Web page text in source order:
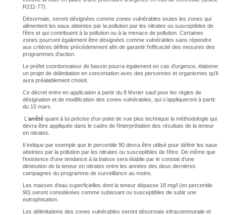
R211-77).
Désormais, seront désignées comme zones vulnérables toutes les zones qui
alimentent les eaux atteintes par la pollution par les nitrates ou susceptibles de
l'être et qui contribuent à la pollution ou à la menace de pollution. Certaines
zones pourront également être désignées comme vulnérables sans répondre
aux critères définis précédemment afin de garantir l'efficacité des mesures des
programmes d'action.
Le préfet coordonnateur de bassin pourra également en cas d'urgence, élaborer
un projet de délimitation en concertation avec des personnes et organismes qu'il
aura préalablement choisit.
Ce décret entre en application à partir du 8 février sauf pour les règles de
désignation et de modification des zones vulnérables, qui s’appliqueront à partir
du 15 mars.
L'arrêté quant à lui précise d'un point de vue plus technique la méthodologie qui
devra être appliquée dans le cadre de l'interprétation des résultats de la teneur
en nitrates.
Il indique par exemple que le percentile 90 devra être utilisé pour définir les eaux
atteintes par la pollution par les nitrates ou susceptibles de l'être. De même que
l'existence d'une tendance à la baisse sera établie par le constat d'une
diminution de la teneur en nitrates entre les années des deux dernières
campagnes du programme de surveillance au moins.
Les masses d'eau superficielles dont la teneur dépasse 18 mg/l (en percentile
90) seront considérées comme subissant ou susceptibles de subir une
eutrophisation.
Les délimitations des zones vulnérables seront désormais infracommunale et